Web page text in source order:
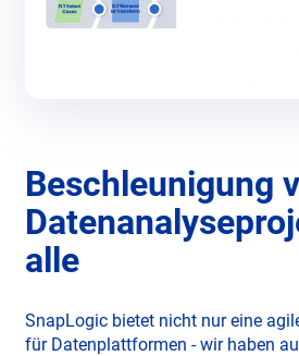
Beschleunigung
alle
SnapLogic bietet nicht nur eine
für Datenplattformen - wir haben